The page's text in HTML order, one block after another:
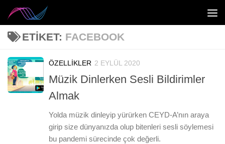
Skip to content
ETIKET: FACEBOOK
ÖZELLIKLER 2 EYLÜL 2020
Müzik Dinlerken Sesli Bildirimler
Almak
Yolda müzik dinleyip yürürken CEYD-A’nın araya
girip size dünyanızda olup bitenleri sesli söylemesi
bu pandemi sürecinde çok değerli.